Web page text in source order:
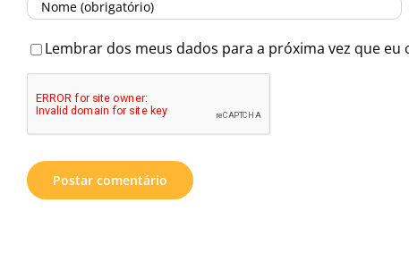
Lembrar dos meus dados para a próxima vez que eu